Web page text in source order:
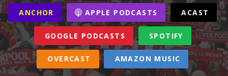
ANCHOR APPLE PODCASTS ACAST
GOOGLE PODCASTS SPOTIFY
OVERCAST AMAZON MUSIC